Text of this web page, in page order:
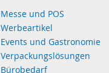
Messe und POS
Werbeartikel
Events und Gastronomie
Verpackungslösungen
Bürobedarf